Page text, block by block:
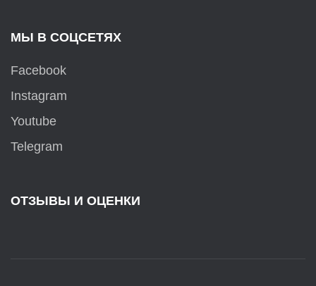
МЫ В СОЦСЕТЯХ
Facebook
Instagram
Youtube
Telegram
ОТЗЫВЫ И ОЦЕНКИ